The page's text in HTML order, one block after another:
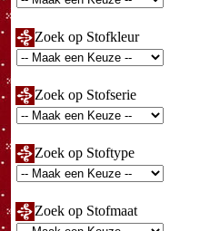
Zoek op Stofkleur
Zoek op Stofserie
Zoek op Stoftype
Zoek op Stofmaat